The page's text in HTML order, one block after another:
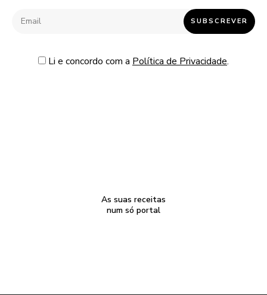
Li e concordo com a Política de Privacidade.
As suas receitas
num só portal